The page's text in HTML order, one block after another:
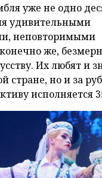
уже не одно
удивительными
неповторимыми
же,
Их любят и
стране, но и за
исполняется